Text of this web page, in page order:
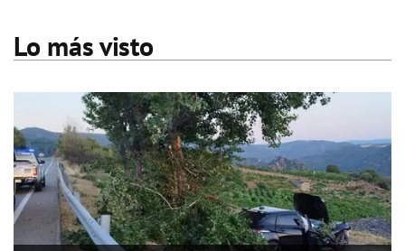
Lo más visto